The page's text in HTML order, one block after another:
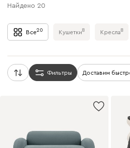
Найдено 20
Все20 Кушетки8 Кресла8
Фильтры Доставим